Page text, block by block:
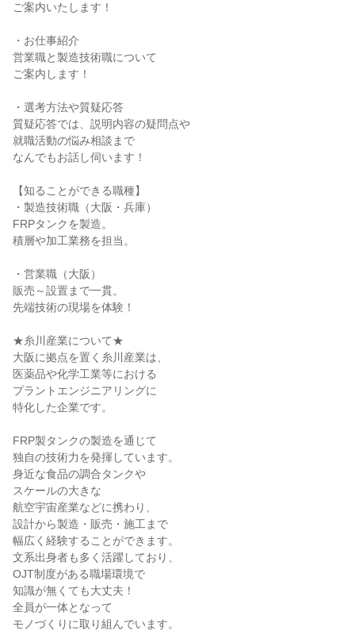
ご案内いたします！
・お仕事紹介
営業職と製造技術職について
ご案内します！
・選考方法や質疑応答
質疑応答では、説明内容の疑問点や
就職活動の悩み相談まで
なんでもお話し伺います！
【知ることができる職種】
・製造技術職（大阪・兵庫）
FRPタンクを製造。
積層や加工業務を担当。
・営業職（大阪）
販売～設置まで一貫。
先端技術の現場を体験！
★糸川産業について★
大阪に拠点を置く糸川産業は、
医薬品や化学工業等における
プラントエンジニアリングに
特化した企業です。
FRP製タンクの製造を通じて
独自の技術力を発揮しています。
身近な食品の調合タンクや
スケールの大きな
航空宇宙産業などに携わり、
設計から製造・販売・施工まで
幅広く経験することができます。
文系出身者も多く活躍しており、
OJT制度がある職場環境で
知識が無くても大丈夫！
全員が一体となって
モノづくりに取り組んでいます。